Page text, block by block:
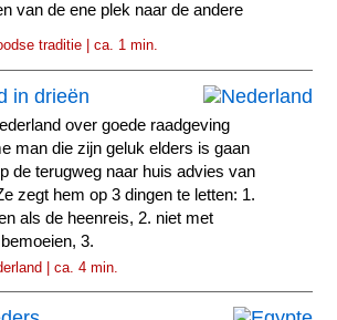
van de ene plek naar de andere
traditie | ca. 1 min.
in drieën
over goede raadgeving
man die zijn geluk elders is gaan
de terugweg naar huis advies van
zegt hem op 3 dingen te letten: 1.
als de heenreis, 2. niet met
3.
| ca. 4 min.